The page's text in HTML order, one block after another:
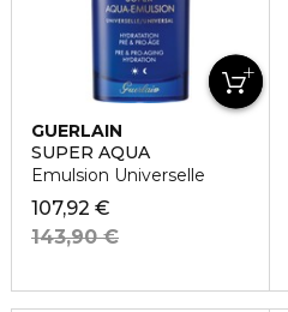
GUERLAIN
SUPER AQUA
Emulsion Universelle
107,92 €
143,90 €